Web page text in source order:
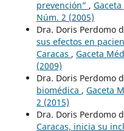
prevención” ,
Núm. 2 (2005)
Dra. Doris Perdomo
sus efectos en
Caracas , Gaceta
(2009)
Dra. Doris Perdomo
biomédica , Gaceta
2 (2015)
Dra. Doris Perdomo
Caracas, inicia su